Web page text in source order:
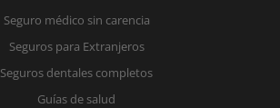
Seguro médico sin carencia
Seguros para Extranjeros
Seguros dentales completos
Guías de salud